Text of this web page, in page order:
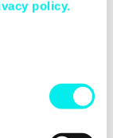
policy.
Norge,